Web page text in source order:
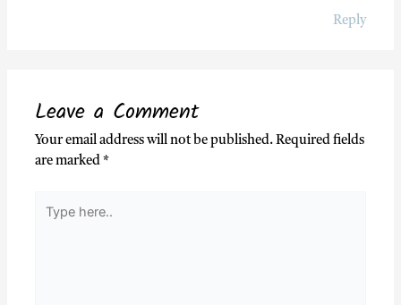
Reply
Leave a Comment
Your email address will not be published. Required fields
are marked*